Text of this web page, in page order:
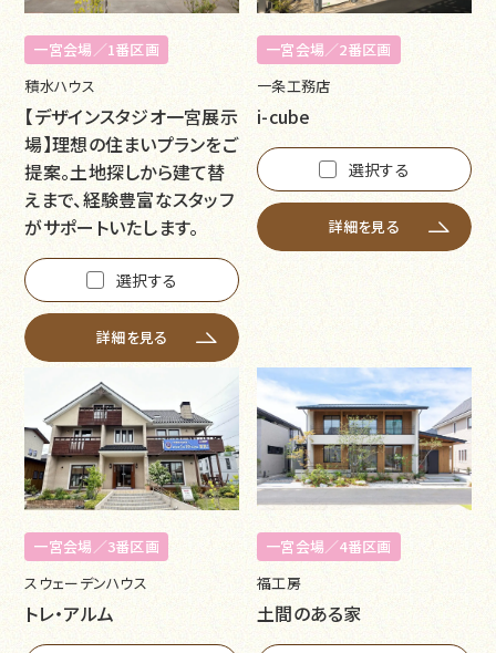
一宮会場／1番区画
積水ハウス
【デザインスタジオ一宮展示
場】理想の住まいプランをご
提案。土地探しから建て替
えまで、経験豊富なスタッフ
がサポートいたします。
選択する
詳細を見る
一宮会場／2番区画
一条工務店
i-cube
選択する
詳細を見る
一宮会場／3番区画
スウェーデンハウス
トレ・アルム
一宮会場／4番区画
福工房
土間のある家